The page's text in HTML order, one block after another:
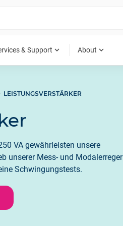
& Support expand_more About expand_more
LEISTUNGSVERSTÄRKER
VA gewährleisten unsere
unserer Mess- und Modalerreger
Schwingungstests.